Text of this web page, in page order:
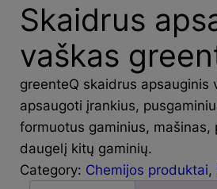
Skaidrus
vaškas
greenteQ skaidrus apsauginis
apsaugoti įrankius,
formuotus gaminius, mašinas,
daugelį kitų gaminių.
Category: Chemijos produktai,